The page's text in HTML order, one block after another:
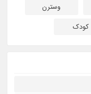
وسترن
کودک